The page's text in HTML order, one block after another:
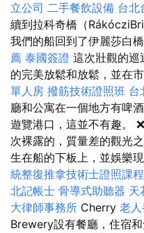
立公司 二手餐飲設備 台北
續到拉科奇橋（
我們的船回到了伊麗莎白
薦 泰國簽證 這次壯觀的
的完美放鬆和放鬆，並在
單人房 撥筋技術證照班 台
廳和公寓在一個地方有啤
遊覽港口，這並不有趣。
次裸露的，質量差的觀光
生在船的下板上，並娛樂
統整復推拿技術士證照課程
北記帳士 骨導式助聽器 天
大律師事務所 Cherry 老
Brewery設有餐廳，住宿和